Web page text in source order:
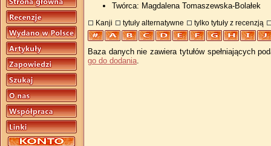
Twórca: Magdalena Tomaszewska-Bolałek
Kanji tytuły alternatywne tylko tytuły z recenzją
Baza danych nie zawiera tytułów spełniających
go do dodania.